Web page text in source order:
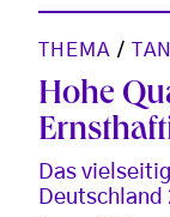
THEMA /
Hohe
Das
Deutschland